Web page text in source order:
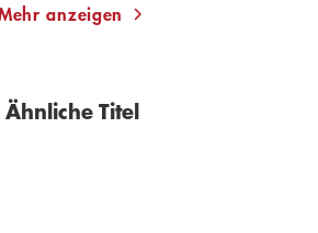
anzeigen
Ähnliche Titel